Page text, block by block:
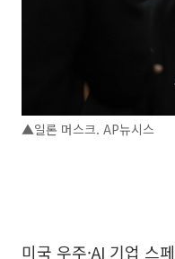
▲일론 머스크. AP뉴시스
미국 우주·AI 기업 스